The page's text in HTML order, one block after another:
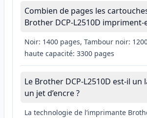
Combien de pages les
Brother DCP-L2510D impriment-
Noir: 1400 pages, Tambour noir:
haute capacité: 3300 pages
Le Brother DCP-L2510D est-il un
un jet d’encre ?
La technologie de l’imprimante